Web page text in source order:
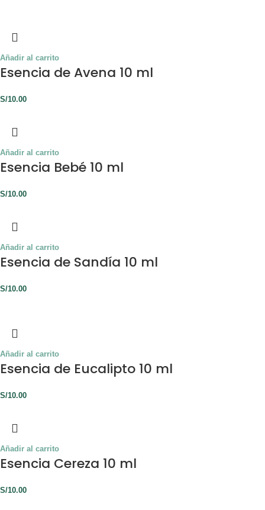
Añadir al carrito
Esencia de Avena 10 ml
S/10.00
Añadir al carrito
Esencia Bebé 10 ml
S/10.00
Añadir al carrito
Esencia de Sandía 10 ml
S/10.00
Añadir al carrito
Esencia de Eucalipto 10 ml
S/10.00
Añadir al carrito
Esencia Cereza 10 ml
S/10.00